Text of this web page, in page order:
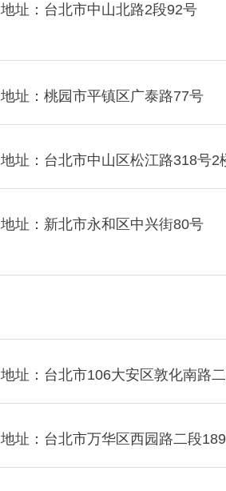
地址：台北市中山北路2段92号
地址：桃园市平镇区广泰路77号
地址：台北市中山区松江路318号2
地址：新北市永和区中兴街80号
地址：台北市106大安区敦化南路
地址：台北市万华区西园路二段